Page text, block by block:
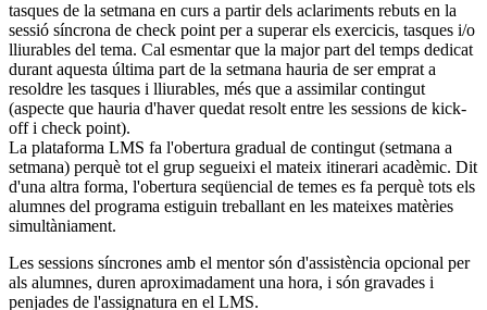
tasques de la setmana en curs a partir dels aclariments rebuts en la
sessió síncrona de check point per a superar els exercicis, tasques i/o
lliurables del tema. Cal esmentar que la major part del temps dedicat
durant aquesta última part de la setmana hauria de ser emprat a
resoldre les tasques i lliurables, més que a assimilar contingut
(aspecte que hauria d'haver quedat resolt entre les sessions de kick-
off i check point).
La plataforma LMS fa l'obertura gradual de contingut (setmana a
setmana) perquè tot el grup segueixi el mateix itinerari acadèmic. Dit
d'una altra forma, l'obertura seqüencial de temes es fa perquè tots els
alumnes del programa estiguin treballant en les mateixes matèries
simultàniament.
Les sessions síncrones amb el mentor són d'assistència opcional per
als alumnes, duren aproximadament una hora, i són gravades i
penjades de l'assignatura en el LMS.